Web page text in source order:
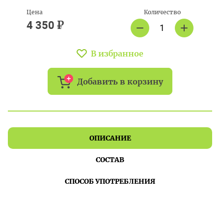
Цена
4 350 ₽
Количество
В избранное
Добавить в корзину
ОПИСАНИЕ
СОСТАВ
СПОСОБ УПОТРЕБЛЕНИЯ